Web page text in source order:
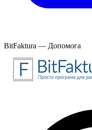
BitFaktura — Допомога